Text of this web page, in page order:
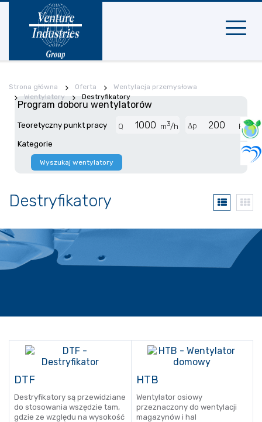
mobilna
Strona główna Oferta
Wentylacja przemysłowa
Wentylatory
Destryfikatory
Program doboru wentylatorów
Teoretyczny punkt pracy Q m3/h Δp
Pa
Kategorie
Wyszukaj wentylatory
Destryfikatory
DTF
Destryfikatory są przewidziane
do stosowania wszędzie tam,
gdzie ze względu na wysokość
HTB
Wentylator osiowy
przeznaczony do wentylacji
magazynów i hal